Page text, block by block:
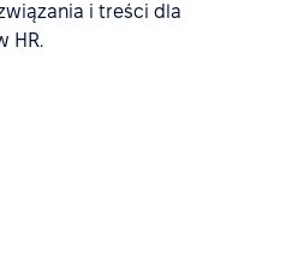
i treści dla
HR.